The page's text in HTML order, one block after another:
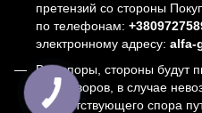
претензий со стороны
по телефонам:
электронному адресу: alfa-
Все споры, стороны будут
переговоров, в случае
соответствующего спора